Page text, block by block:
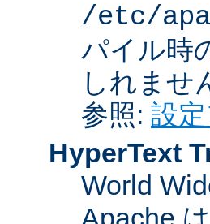
/etc/
パイル時
しれませ
参照: 設
HyperText
World
Apache